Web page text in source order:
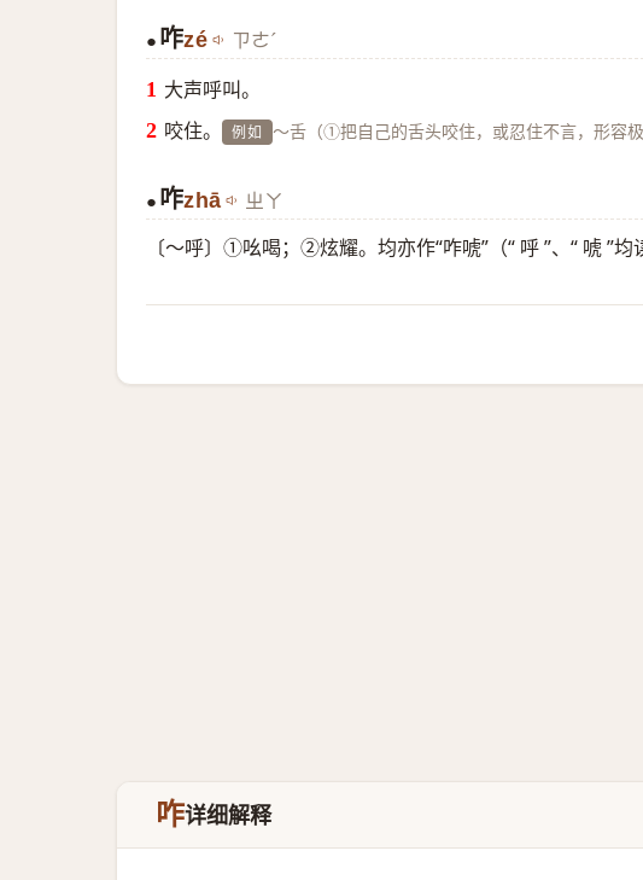
● 咋zé ㄗㄜˊ
大声呼叫。
咬住。 例如 ～舌（①把自己的舌头咬住，或忍住不言，形容
● 咋zhā ㄓㄚ
〔～呼〕①吆喝；②炫耀。均亦作“咋唬”（“ 呼 ”、“ 唬 ”均
咋详细解释